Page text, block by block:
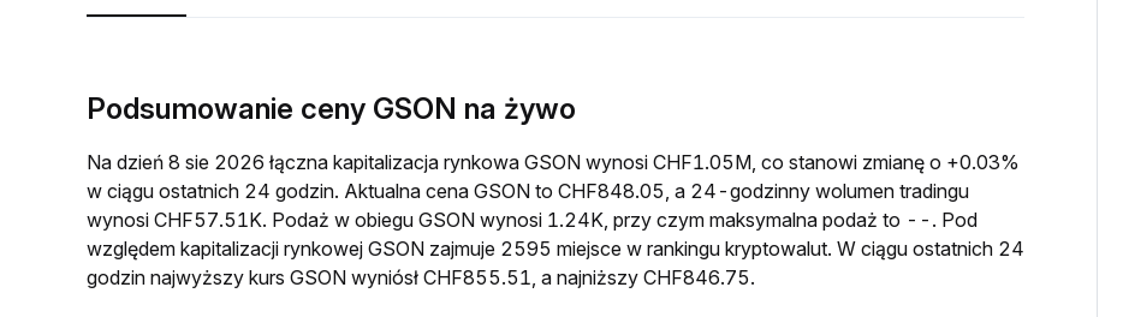
Podsumowanie ceny GSON na żywo
Na dzień 8 sie 2026 łączna kapitalizacja rynkowa GSON wynosi CHF1.05M, co stanowi zmianę o +0.03%
w ciągu ostatnich 24 godzin. Aktualna cena GSON to CHF848.05, a 24-godzinny wolumen tradingu
wynosi CHF57.51K. Podaż w obiegu GSON wynosi 1.24K, przy czym maksymalna podaż to --. Pod
względem kapitalizacji rynkowej GSON zajmuje 2595 miejsce w rankingu kryptowalut. W ciągu ostatnich 24
godzin najwyższy kurs GSON wyniósł CHF855.51, a najniższy CHF846.75.